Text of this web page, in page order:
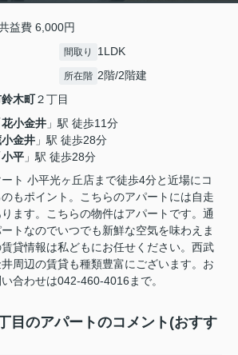
益費 6,000円
間取り 1LDK
所在階 2階/2階建
鈴木町２丁目
花小金井 」駅 徒歩11分
金井 」駅 徒歩28分
小平 」駅 徒歩28分
ト 小平光ヶ丘店まで徒歩4分と近場にコ
もポイント。こちらのアパートには自走
ます。こちらの物件はアパートです。通
トなのでいつでも新鮮な空気を味わえま
貸情報は私どもにお任せください。西武
周辺の賃貸も種類豊富にございます。お
合わせは042-460-4016まで。
目のアパートのコメント(おすす